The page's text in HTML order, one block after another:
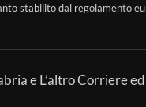
stabilito dal regolamento
e L’altro Corriere